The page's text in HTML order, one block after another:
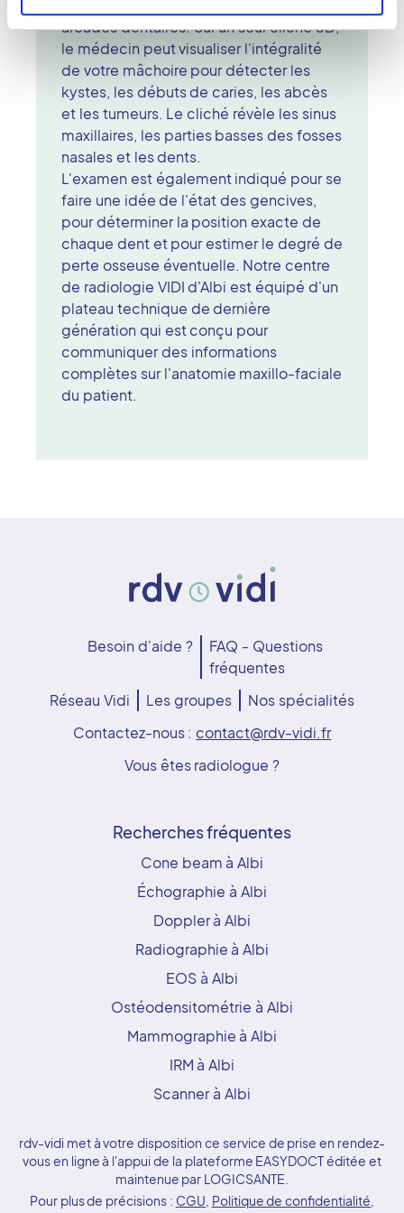
arcades dentaires. Sur un seul cliché 3D,
le médecin peut visualiser l'intégralité
de votre mâchoire pour détecter les
kystes, les débuts de caries, les abcès
et les tumeurs. Le cliché révèle les sinus
maxillaires, les parties basses des fosses
nasales et les dents.
L'examen est également indiqué pour se
faire une idée de l'état des gencives,
pour déterminer la position exacte de
chaque dent et pour estimer le degré de
perte osseuse éventuelle. Notre centre
de radiologie VIDI d'Albi est équipé d'un
plateau technique de dernière
génération qui est conçu pour
communiquer des informations
complètes sur l'anatomie maxillo-faciale
du patient.
Besoin d'aide ?
FAQ - Questions
fréquentes
Réseau Vidi
Les groupes
Nos spécialités
Contactez-nous : contact@rdv-vidi.fr
Vous êtes radiologue ?
Recherches fréquentes
Cone beam à Albi
Échographie à Albi
Doppler à Albi
Radiographie à Albi
EOS à Albi
Ostéodensitométrie à Albi
Mammographie à Albi
IRM à Albi
Scanner à Albi
rdv-vidi met à votre disposition ce service de prise en rendez-
vous en ligne à l'appui de la plateforme EASYDOCT éditée et
maintenue par LOGICSANTE.
Pour plus de précisions : CGU Politique de confidentialité